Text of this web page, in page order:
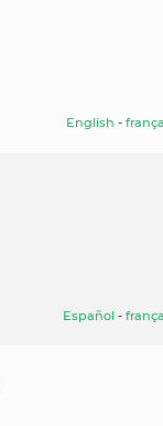
English -
Español -